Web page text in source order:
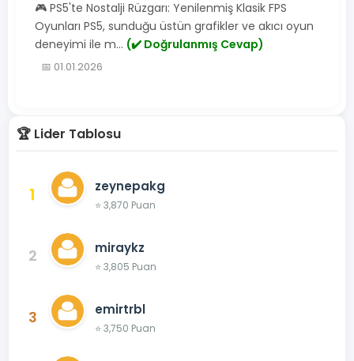
🎮 PS5'te Nostalji Rüzgarı: Yenilenmiş Klasik FPS
Oyunları PS5, sunduğu üstün grafikler ve akıcı oyun
deneyimi ile m... (✔️ Doğrulanmış Cevap)
📅 01.01.2026
🏆 Lider Tablosu
1 zeynepakg
⭐ 3,870 Puan
2 miraykz
⭐ 3,805 Puan
3 emirtrbl
⭐ 3,750 Puan